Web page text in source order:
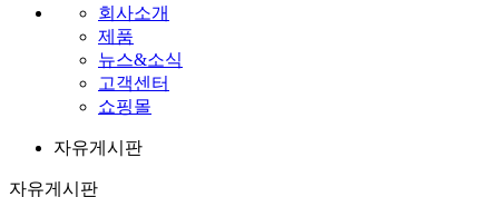
회사소개
제품
뉴스&소식
고객센터
쇼핑몰
자유게시판
자유게시판